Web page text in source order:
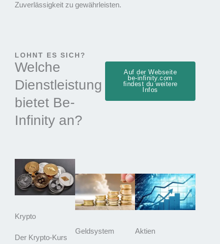
Zuverlässigkeit zu gewährleisten.
LOHNT ES SICH?
Welche
Dienstleistung
bietet Be-
Infinity an?
Auf der Webseite
be-infinity.com
findest du weitere
Infos
Krypto
Der Krypto-Kurs
Geldsystem Aktien